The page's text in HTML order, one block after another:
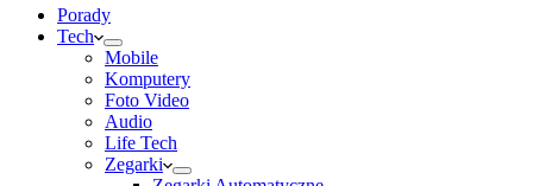
Porady
Tech
Mobile
Komputery
Foto Video
Audio
Life Tech
Zegarki